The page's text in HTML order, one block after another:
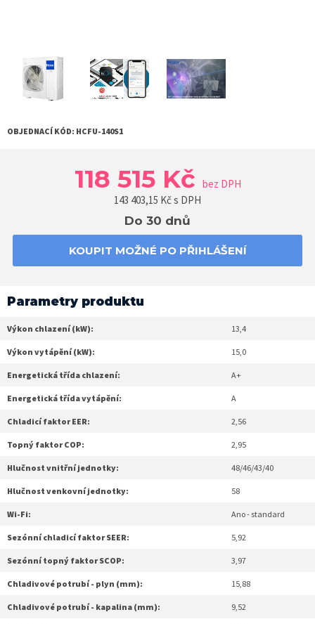
OBJEDNACÍ KÓD: HCFU-140S1
118 515 Kč bez DPH
143 403,15 Kč s DPH
Do 30 dnů
KOUPIT MOŽNÉ PO PŘIHLÁŠENÍ
Parametry produktu
Výkon chlazení (kW): 13,4
Výkon vytápění (kW): 15,0
Energetická třída chlazení: A+
Energetická třída vytápění: A
Chladicí faktor EER: 2,56
Topný faktor COP: 2,95
Hlučnost vnitřní jednotky: 48/46/43/40
Hlučnost venkovní jednotky: 58
Wi-Fi: Ano - standard
Sezónní chladicí faktor SEER: 5,92
Sezónní topný faktor SCOP: 3,97
Chladivové potrubí - plyn (mm): 15,88
Chladivové potrubí - kapalina (mm): 9,52